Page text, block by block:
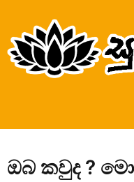
ඔබ කවුද ?